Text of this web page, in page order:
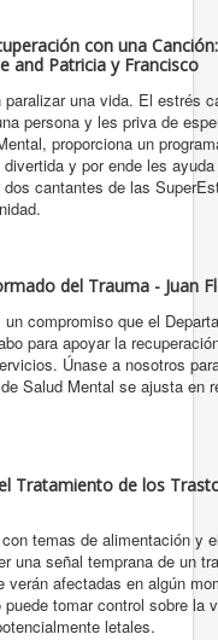
con una
and Patricia y Francisco
una vida. El estrés
persona y les priva de
proporciona un
y por ende les
cantantes de las
del Trauma - Juan
compromiso que el
para apoyar la
Únase a nosotros
Salud Mental se ajusta en
Tratamiento de los
temas de alimentación y
una señal temprana de un
verán afectadas en algún
tomar control sobre la
letales.